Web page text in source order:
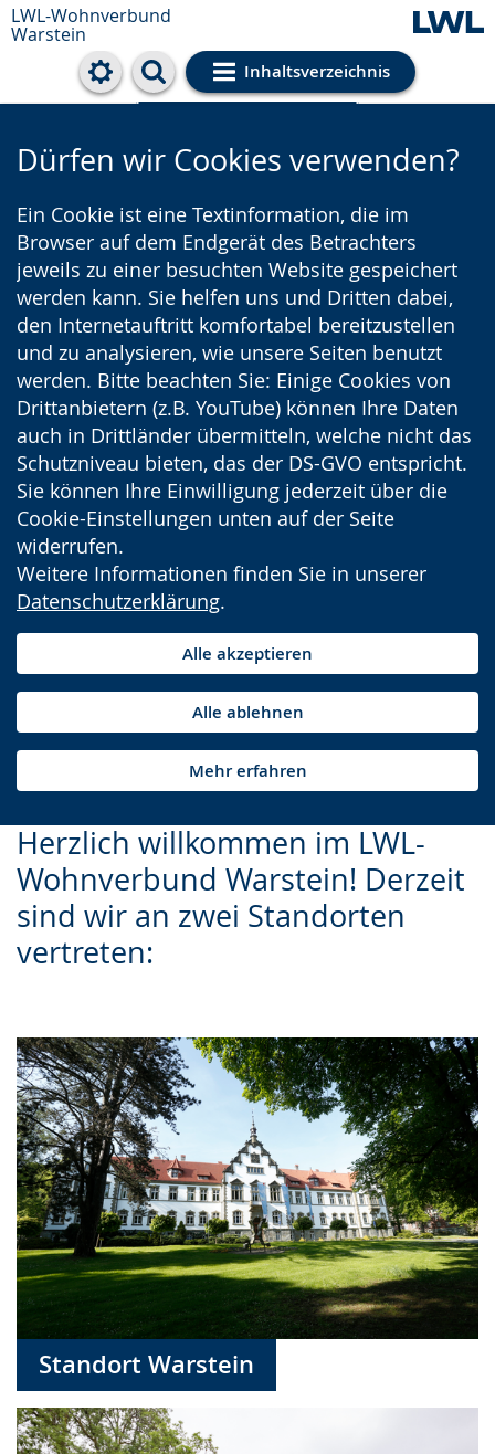
LWL-Wohnverbund
Warstein
Inhaltsverzeichnis
Cookie-Einstellungen
Dürfen wir Cookies verwenden?
Ein Cookie ist eine Textinformation, die im
Browser auf dem Endgerät des Betrachters
jeweils zu einer besuchten Website gespeichert
werden kann. Sie helfen uns und Dritten dabei,
den Internetauftritt komfortabel bereitzustellen
und zu analysieren, wie unsere Seiten benutzt
werden. Bitte beachten Sie: Einige Cookies von
Drittanbietern (z.B. YouTube) können Ihre Daten
auch in Drittländer übermitteln, welche nicht das
Schutzniveau bieten, das der DS-GVO entspricht.
Sie können Ihre Einwilligung jederzeit über die
Cookie-Einstellungen unten auf der Seite
widerrufen.
Weitere Informationen finden Sie in unserer
Datenschutzerklärung.
Alle akzeptieren
Alle ablehnen
Mehr erfahren
Herzlich willkommen im LWL-
Wohnverbund Warstein! Derzeit
sind wir an zwei Standorten
vertreten:
Standort Warstein